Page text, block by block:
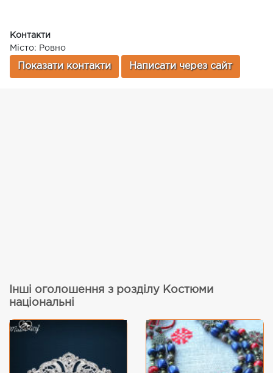
Контакти
Місто: Ровно
Показати контакти Написати через сайт
Інші оголошення з розділу Костюми
національні